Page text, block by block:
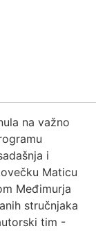
na važno
i
Maticu
Međimurja
stručnjaka
tim -